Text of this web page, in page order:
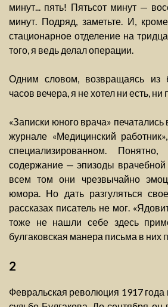
минут... пять! Пятьсот минут —
минут. Подряд, заметьте. И,
стационарное отделение на
того, я ведь делал операции.
Одним словом, возвращаясь из
часов вечера, я не хотел ни есть, ни
«Записки юного врача»
журнале «Медицинский
специализированном.
содержание — эпизоды
всем том они чрезвычайно
юмора. Но дать разгуляться
рассказах писатель не мог.
тоже не нашли себе здесь
булгаковская манера письма в них
2
Февральская революция 1917 года